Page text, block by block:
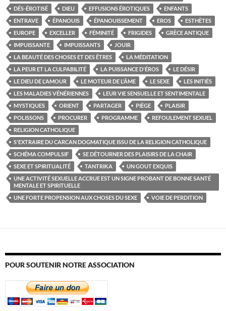
DÉS-ÉROTISÉ
DIEU EFFUSIONS ÉROTIQUES
ENFANTS
ENTRAVE
ÉPANOUIS ÉPANOUISSEMENT EROS
ESTHÈTES
EUROPE
EXCELLER FÉMINITÉ FRIGIDES
GRÈCE ANTIQUE
IMPUISSANTE
IMPUISSANTS
JOUIR
LA BEAUTÉ DES CHOSES ET DES ÊTRES
LA MÉDITATION
LA PEUR ET LA CULPABILITÉ
LA PUISSANCE D'ÉROS
LE DÉSIR
LE DIEU DE L'AMOUR
LE MOTEUR DE L'ÂME LE SEXE
LES INITIÉS
LES MALADIES VÉNÉRIENNES
LEUR VIE SENSUELLE ET SENTIMENTALE
MYSTIQUES
ORIENT PARTAGER PIÈGE
PLAISIR
POLISSONS
PROCURER PROGRAMME
REFOULEMENT SEXUEL
RELIGION CATHOLIQUE
S'EXTRAIRE DU CARCAN DOGMATIQUE ISSU DE LA RELIGION CATHOLIQUE
SCHÉMA COMPULSIF
SE DÉTOURNER DES PLAISIRS DE LA CHAIR
SEXE ET SPIRITUALITÉ
TANTRIKA
UN GOUT EXQUIS
UNE ACTIVITÉ SEXUELLE ACCRUE EST UN SIGNE PROBANT DE BONNE SANTÉ
MENTALE ET SPIRITUELLE
UNE FORTE PROPENSION AUX CHOSES DU SEXE
VOIE DE PERDITION
POUR SOUTENIR NOTRE ASSOCIATION